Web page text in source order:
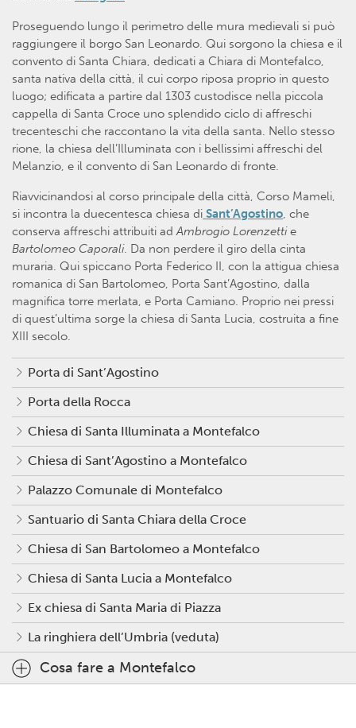
Proseguendo lungo il perimetro delle mura medievali si può
raggiungere il borgo San Leonardo. Qui sorgono la chiesa e il
convento di Santa Chiara, dedicati a Chiara di Montefalco,
santa nativa della città, il cui corpo riposa proprio in questo
luogo; edificata a partire dal 1303 custodisce nella piccola
cappella di Santa Croce uno splendido ciclo di affreschi
trecenteschi che raccontano la vita della santa. Nello stesso
rione, la chiesa dell’Illuminata con i bellissimi affreschi del
Melanzio, e il convento di San Leonardo di fronte.
Riavvicinandosi al corso principale della città, Corso Mameli,
si incontra la duecentesca chiesa di Sant’Agostino, che
conserva affreschi attribuiti adAmbrogio Lorenzettie
Bartolomeo Caporali. Da non perdere il giro della cinta
muraria. Qui spiccano Porta Federico II, con la attigua chiesa
romanica di San Bartolomeo, Porta Sant’Agostino, dalla
magnifica torre merlata, e Porta Camiano. Proprio nei pressi
di quest’ultima sorge la chiesa di Santa Lucia, costruita a fine
XIII secolo.
Porta di Sant’Agostino
Porta della Rocca
Chiesa di Santa Illuminata a Montefalco
Chiesa di Sant’Agostino a Montefalco
Palazzo Comunale di Montefalco
Santuario di Santa Chiara della Croce
Chiesa di San Bartolomeo a Montefalco
Chiesa di Santa Lucia a Montefalco
Ex chiesa di Santa Maria di Piazza
La ringhiera dell’Umbria (veduta)
Cosa fare a Montefalco